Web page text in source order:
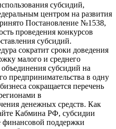
субсидий,
центром на развития
Постановление №1538,
проведения конкурсов
субсидий.
сократит сроки доведения
малого и среднего
субсидий на
предпринимательства в одну
сокращается перечень
в
денежных средств. Как
Кабмина РФ, субсидии
финансовой поддержки